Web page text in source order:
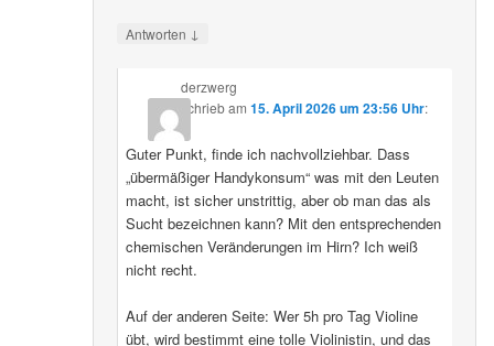
Antworten ↓
derzwerg
schriebam 15. April 2026 um 23:56 Uhr:
Guter Punkt, finde ich nachvollziehbar. Dass
„übermäßiger Handykonsum“ was mit den Leuten
macht, ist sicher unstrittig, aber ob man das als
Sucht bezeichnen kann? Mit den entsprechenden
chemischen Veränderungen im Hirn? Ich weiß
nicht recht.
Auf der anderen Seite: Wer 5h pro Tag Violine
übt, wird bestimmt eine tolle Violinistin, und das